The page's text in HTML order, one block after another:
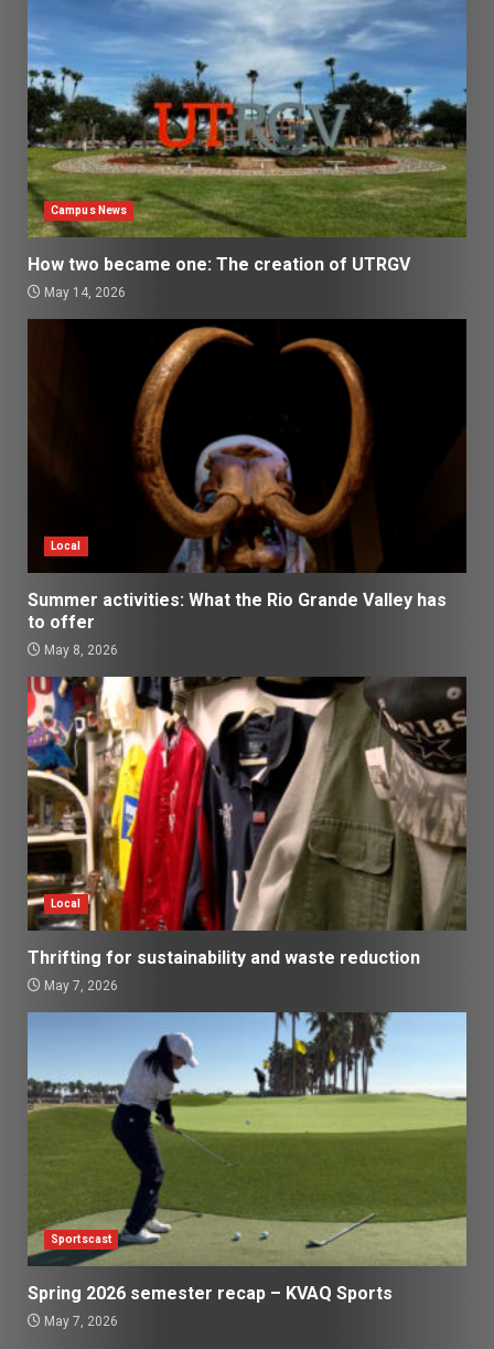
Campus News
How two became one: The creation of UTRGV
May 14, 2026
Local
Summer activities: What the Rio Grande Valley has
to offer
May 8, 2026
Local
Thrifting for sustainability and waste reduction
May 7, 2026
Sportscast
Spring 2026 semester recap – KVAQ Sports
May 7, 2026